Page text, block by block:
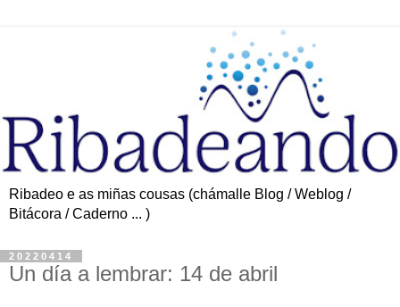
Ribadeo e as miñas cousas (chámalle Blog / Weblog /
Bitácora / Caderno ... )
20220414
Un día a lembrar: 14 de abril